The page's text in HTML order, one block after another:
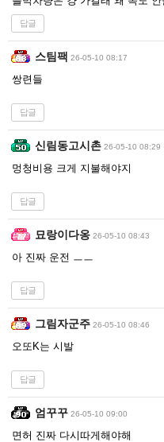
답글
스팀팩 26-05-10 08:17
쌍련들
답글
신림동고시촌 26-05-10 08:29
멍청비용 크게 지불해야지
답글
묘랑이다옹 26-05-10 08:43
아 진짜 운전 ㅡㅡ
답글
그림자군주 26-05-10 08:46
오또K는 시발
답글
엄꾸꾸 26-05-10 09:00
면허 진짜 다시따게해야해